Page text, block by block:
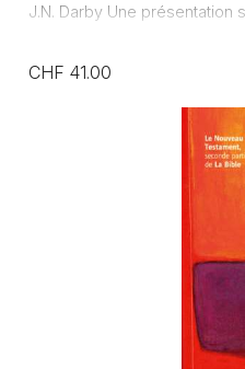
J.N. Darby Une présentation
CHF 41.00